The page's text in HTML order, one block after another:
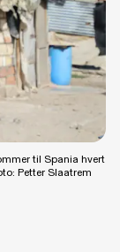
til Spania hvert
Petter Slaatrem